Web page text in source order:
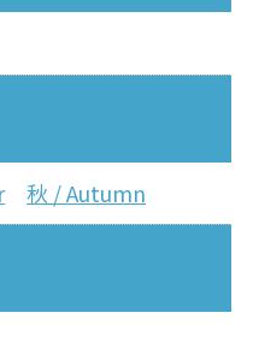
秋 / Autumn